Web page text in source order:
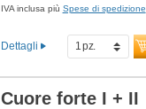
IVA inclusa più Spese di spedizione
Dettagli
Cuore forte I + II